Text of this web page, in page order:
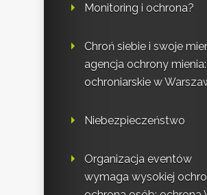
Monitoring i ochrona?
Chroń siebie i swoje
agencja ochrony
ochroniarskie w
Niebezpieczeństwo
Organizacja eventów
wymaga wysokiej